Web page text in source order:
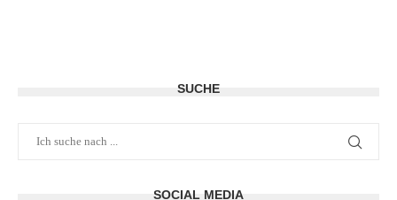
SUCHE
SOCIAL MEDIA